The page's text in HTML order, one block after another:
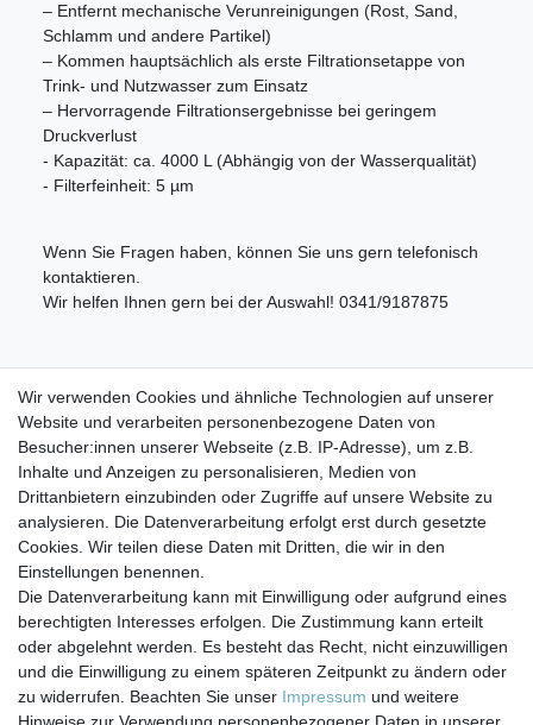
– Entfernt mechanische Verunreinigungen (Rost, Sand,
Schlamm und andere Partikel)
– Kommen hauptsächlich als erste Filtrationsetappe von
Trink- und Nutzwasser zum Einsatz
– Hervorragende Filtrationsergebnisse bei geringem
Druckverlust
- Kapazität: ca. 4000 L (Abhängig von der Wasserqualität)
- Filterfeinheit: 5 µm
Wenn Sie Fragen haben, können Sie uns gern telefonisch
kontaktieren.
Wir helfen Ihnen gern bei der Auswahl! 0341/9187875
1x 5 Zoll Wasserfiltergehäuse mit 1" Innengewinde +
Wandhalterung + Gehäuseschlüssel
1x Sedimentfilter gewickelt 5 µm (passend zum Gehäuse)
Impressum Daten­schutz­erklärung AGB
Barrierefreiheitserklärung Widerrufs­recht
Wir verwenden Cookies und ähnliche Technologien auf unserer
Website und verarbeiten personenbezogene Daten von
Besucher:innen unserer Webseite (z.B. IP-Adresse), um z.B.
Inhalte und Anzeigen zu personalisieren, Medien von
Drittanbietern einzubinden oder Zugriffe auf unsere Website zu
analysieren. Die Datenverarbeitung erfolgt erst durch gesetzte
Cookies. Wir teilen diese Daten mit Dritten, die wir in den
Einstellungen benennen.
Die Datenverarbeitung kann mit Einwilligung oder aufgrund eines
berechtigten Interesses erfolgen. Die Zustimmung kann erteilt
oder abgelehnt werden. Es besteht das Recht, nicht einzuwilligen
und die Einwilligung zu einem späteren Zeitpunkt zu ändern oder
zu widerrufen. Beachten Sie unser Impressum und weitere